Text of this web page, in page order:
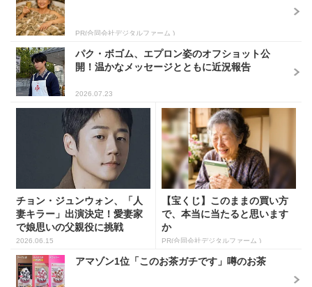
PR(合同会社デジタルファーム )
パク・ボゴム、エプロン姿のオフショット公
開！温かなメッセージとともに近況報告
2026.07.23
チョン・ジュンウォン、「人
妻キラー」出演決定！愛妻家
で娘思いの父親役に挑戦
2026.06.15
【宝くじ】このままの買い方
で、本当に当たると思います
か
PR(合同会社デジタルファーム )
アマゾン1位「このお茶ガチです」噂のお茶